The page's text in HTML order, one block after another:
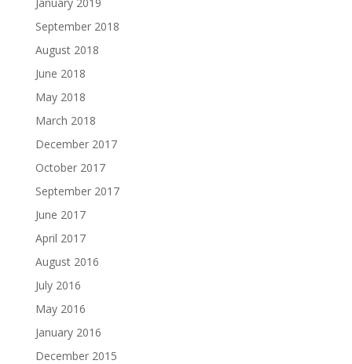
September 2018
August 2018
June 2018
May 2018
March 2018
December 2017
October 2017
September 2017
June 2017
April 2017
August 2016
July 2016
May 2016
January 2016
December 2015